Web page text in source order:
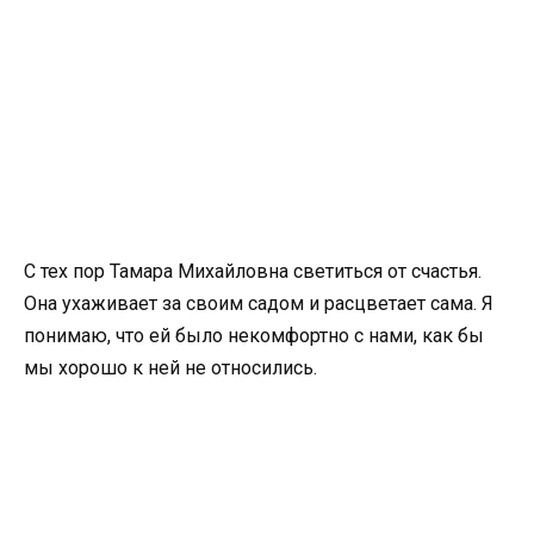
С тех пор Тамара Михайловна светиться от счастья.
Она ухаживает за своим садом и расцветает сама. Я
понимаю, что ей было некомфортно с нами, как бы
мы хорошо к ней не относились.